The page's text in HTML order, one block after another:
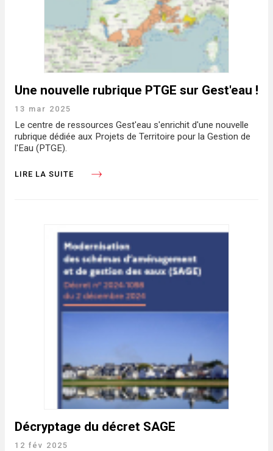
Une nouvelle rubrique PTGE sur Gest'eau !
13 mar 2025
Le centre de ressources Gest'eau s'enrichit d'une nouvelle
rubrique dédiée aux Projets de Territoire pour la Gestion de
l'Eau (PTGE).
LIRE LA SUITE
Décryptage du décret SAGE
12 fév 2025